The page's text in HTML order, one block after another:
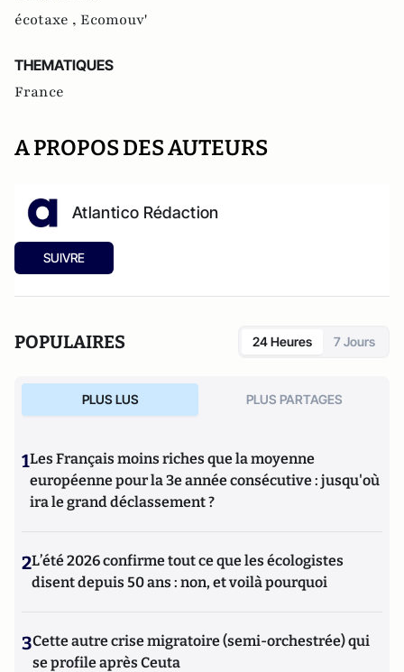
écotaxe , Ecomouv'
THEMATIQUES
France
A PROPOS DES AUTEURS
Atlantico Rédaction
SUIVRE
POPULAIRES 24 Heures 7 Jours
PLUS LUS PLUS PARTAGES
1Les Français moins riches que la moyenne
européenne pour la 3e année consécutive : jusqu'où
ira le grand déclassement ?
2L’été 2026 confirme tout ce que les écologistes
disent depuis 50 ans : non, et voilà pourquoi
3Cette autre crise migratoire (semi-orchestrée) qui
se profile après Ceuta